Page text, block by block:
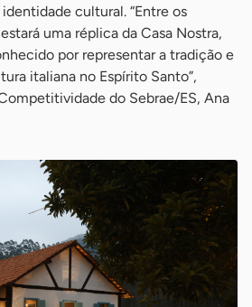
cultural. “Entre os
uma réplica da Casa Nostra,
por representar a tradição e
italiana no Espírito Santo”,
do Sebrae/ES, Ana